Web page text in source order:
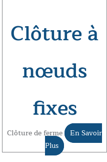
Clôture à
nœuds
fixes
Clôture de ferme En Savoir
Plus